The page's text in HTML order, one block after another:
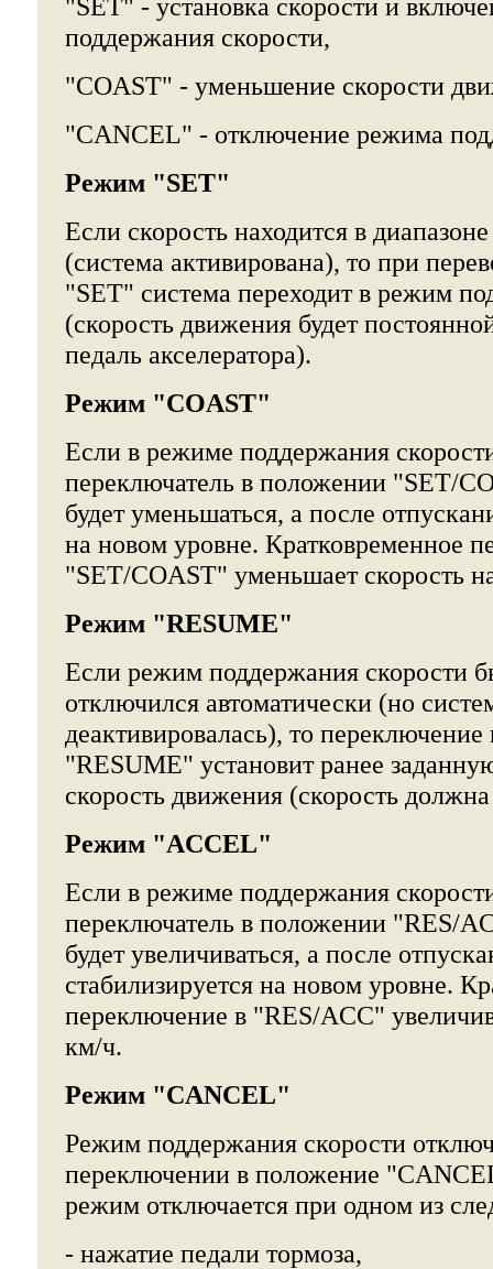
поддержания скорости,
"COAST" - уменьшение скорости
"CANCEL" - отключение режима
Режим "SET"
Если скорость находится в
(система активирована), то при
"SET" система переходит в режим
(скорость движения будет
педаль акселератора).
Режим "COAST"
Если в режиме поддержания
переключатель в положении "SET/
будет уменьшаться, а после
на новом уровне. Кратковременное
"SET/COAST" уменьшает скорость
Режим "RESUME"
Если режим поддержания скорости
отключился автоматически (но
деактивировалась), то
"RESUME" установит ранее
скорость движения (скорость
Режим "ACCEL"
Если в режиме поддержания
переключатель в положении "RES/
будет увеличиваться, а после
стабилизируется на новом уровне.
переключение в "RES/ACC"
км/ч.
Режим "CANCEL"
Режим поддержания скорости
переключении в положение
режим отключается при одном из
- нажатие педали тормоза,